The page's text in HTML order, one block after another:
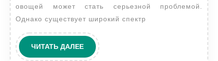
овощей может стать серьезной проблемой.
Однако существует широкий спектр
ЧИТАТЬ ДАЛЕЕЧИТАТЬ
ДАЛЕЕ